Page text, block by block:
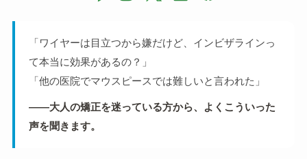
「ワイヤーは目立つから嫌だけど、インビザラインっ
て本当に効果があるの？」
「他の医院でマウスピースでは難しいと言われた」
——大人の矯正を迷っている方から、よくこういった
声を聞きます。